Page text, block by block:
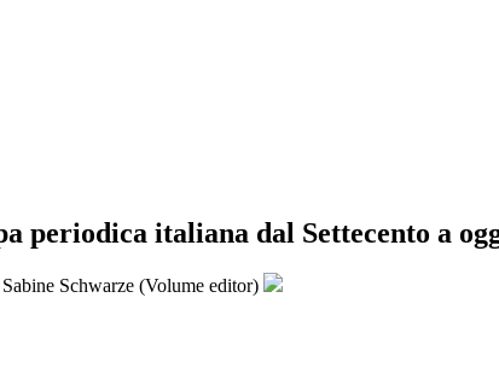
periodica italiana dal Settecento a
Sabine Schwarze (Volume editor)